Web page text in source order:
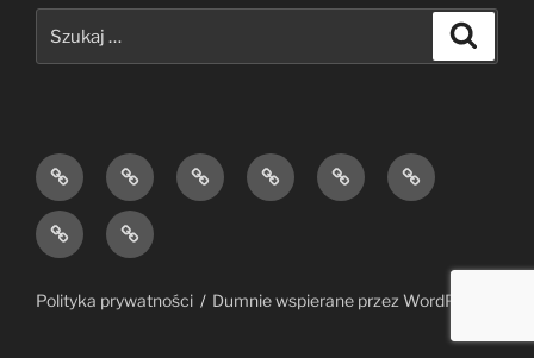
Strona
główna
O
nas
Blog Kontakt Zarejestruj
się
Zaloguj
Forum Profile
Polityka prywatności Dumnie wspierane przez WordPress